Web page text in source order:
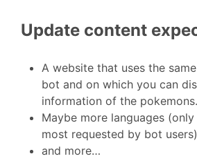
Update content
A website that uses the
bot and on which you can
information of the pokemons.
Maybe more languages
most requested by bot users)
and more…